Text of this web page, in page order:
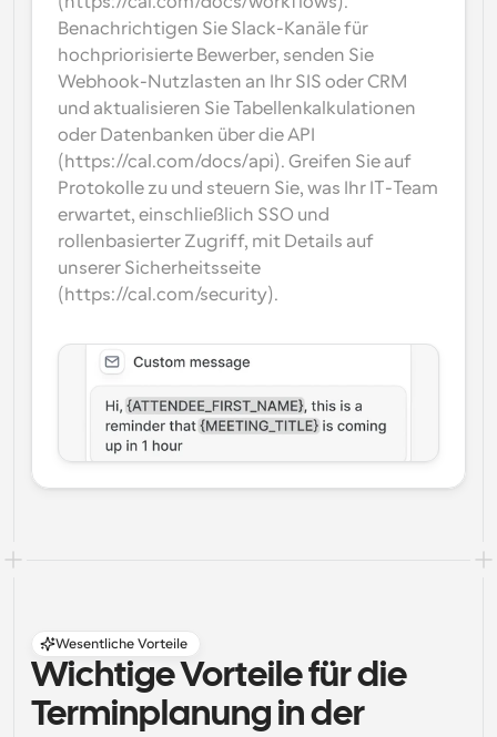
Benachrichtigen Sie Slack-Kanäle für
hochpriorisierte Bewerber, senden Sie
Webhook-Nutzlasten an Ihr SIS oder CRM
und aktualisieren Sie Tabellenkalkulationen
oder Datenbanken über die API
(https://cal.com/docs/api). Greifen Sie auf
Protokolle zu und steuern Sie, was Ihr IT-Team
erwartet, einschließlich SSO und
rollenbasierter Zugriff, mit Details auf
unserer Sicherheitsseite
(https://cal.com/security).
Wesentliche Vorteile
Wichtige Vorteile für die
Terminplanung in der